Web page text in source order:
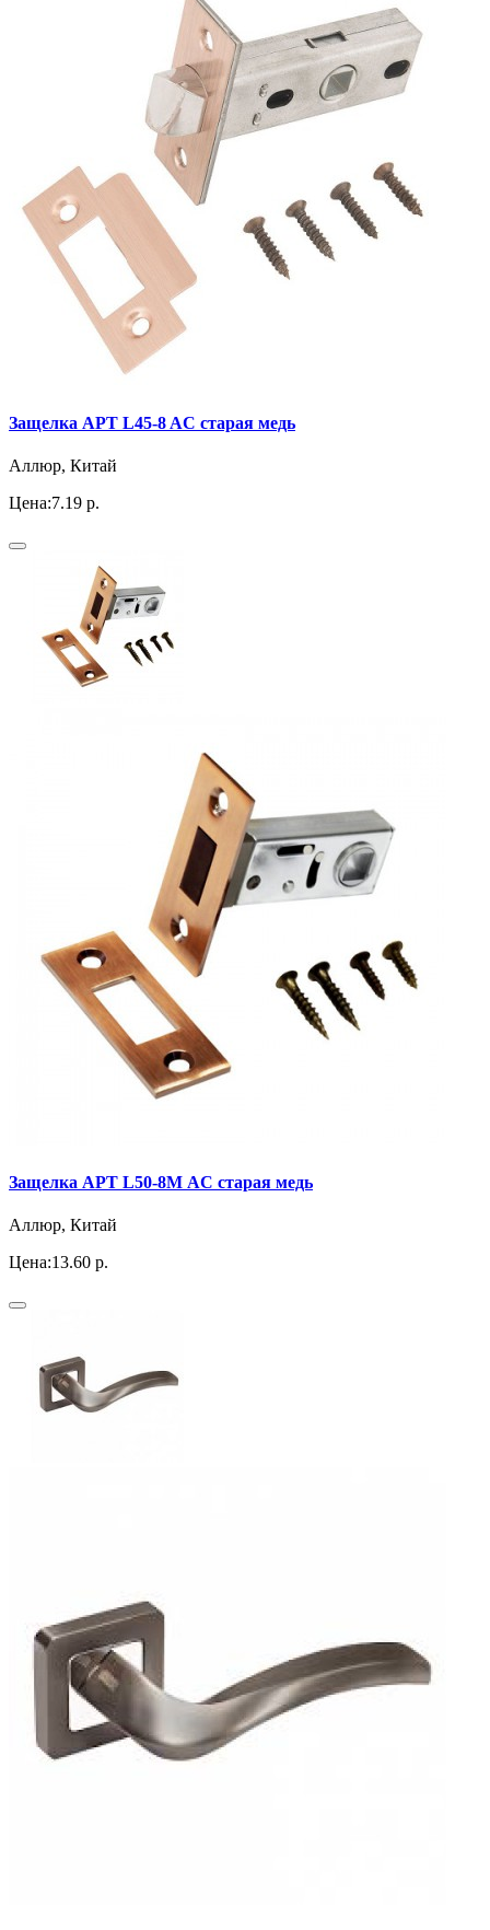
Защелка АРТ L45-8 AС старая медь
Аллюр, Китай
Цена:7.19 р.
Защелка АРТ L50-8М AС старая медь
Аллюр, Китай
Цена:13.60 р.